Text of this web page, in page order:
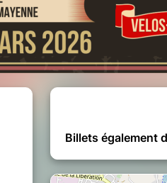
Billets également